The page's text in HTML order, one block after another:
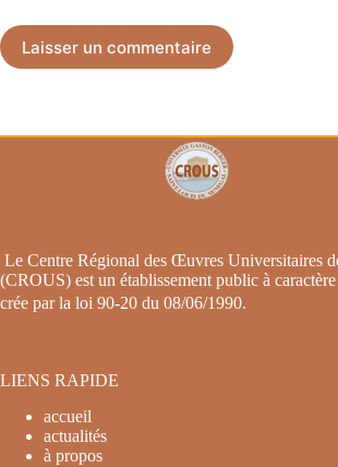
Laisser un commentaire
Le Centre Régional des Œuvres Universitaires
(CROUS) est un établissement public à
crée par la loi 90-20 du 08/06/1990.
LIENS RAPIDE
accueil
actualités
à propos